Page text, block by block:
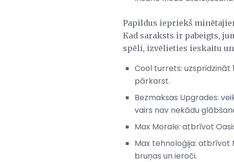
Papildus iepriekš
Kad saraksts ir pabeigts,
spēli, izvēlieties ieskaitu
Cool turrets: uzspridzināt
pārkarst.
Bezmaksas Upgrades:
vairs nav nekādu
Max Morale: atbrīvot
Max tehnoloģija: atbrīvot
bruņas un ieroči.